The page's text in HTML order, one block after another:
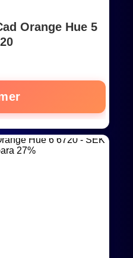
Orange Hue 5